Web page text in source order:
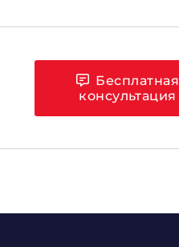
Бесплатная
консультация